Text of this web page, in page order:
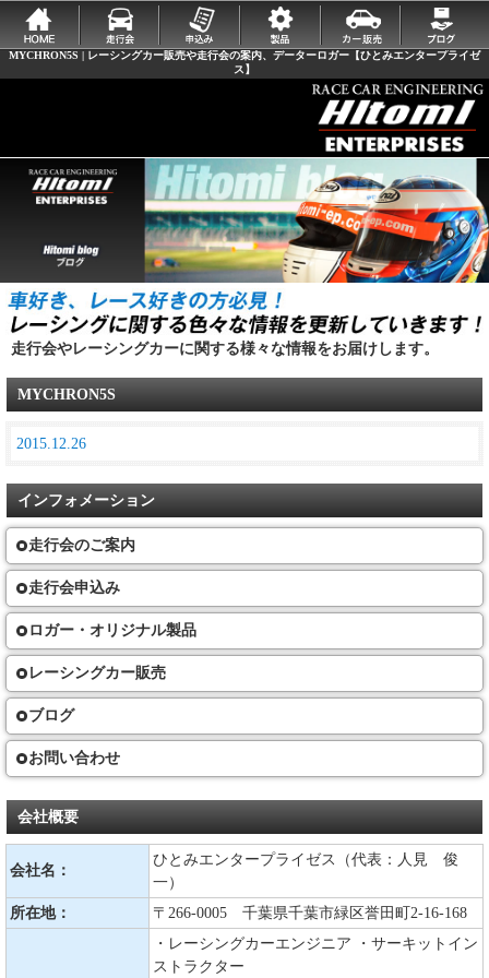
MYCHRON5S | レーシングカー販売や走行会の案内、データーロガー【ひとみエンタープライゼ
ス】
走行会やレーシングカーに関する様々な情報をお届けします。
MYCHRON5S
2015.12.26
インフォメーション
走行会のご案内
走行会申込み
ロガー・オリジナル製品
レーシングカー販売
ブログ
お問い合わせ
会社概要
会社名：
ひとみエンタープライゼス（代表：人見 俊
一）
所在地：
〒266-0005 千葉県千葉市緑区誉田町2-16-168
・レーシングカーエンジニア ・サーキットイン
ストラクター